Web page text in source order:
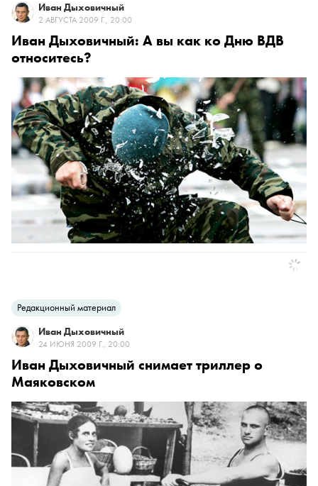
Сначала старые
По популярности
Иван Дыховичный
2 АВГУСТА 2009 Г., 20:00
Иван Дыховичный: А вы как ко Дню ВДВ
относитесь?
Редакционный материал
Иван Дыховичный
24 ИЮНЯ 2009 Г., 20:00
Иван Дыховичный снимает триллер о
Маяковском